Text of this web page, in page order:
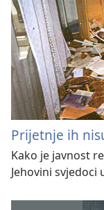
Prijetnje ih
Kako je javnost
Jehovini svjedoci